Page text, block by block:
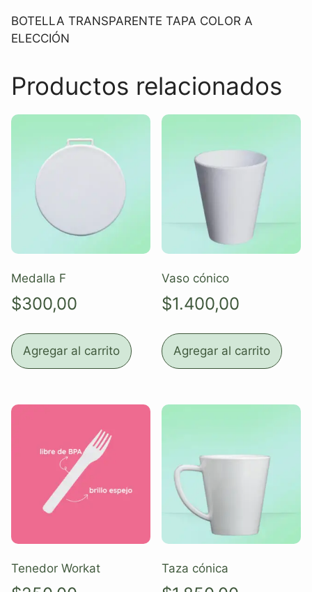
BOTELLA TRANSPARENTE TAPA COLOR A
ELECCIÓN
Productos relacionados
Medalla F
$300,00
Agregar al carrito
Vaso cónico
$1.400,00
Agregar al carrito
Tenedor Workat Taza cónica